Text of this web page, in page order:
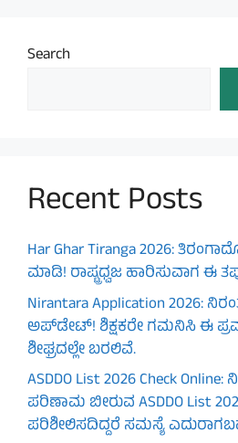
Search
Recent Posts
Har Ghar Tiranga 2026:
ಮಾಡಿ! ರಾಷ್ಟ್ರಧ್ವಜ ಹಾರಿಸುವಾಗ ಈ
Nirantara Application 2026:
ಅಪ್‌ಡೇಟ್! ಶಿಕ್ಷಕರೇ ಗಮನಿಸಿ ಈ
ಶೀಘ್ರದಲ್ಲೇ ಬರಲಿವೆ.
ASDDO List 2026 Check
ಪರಿಣಾಮ ಬೀರುವ ASDDO List
ಪರಿಶೀಲಿಸದಿದ್ದರೆ ಸಮಸ್ಯೆ